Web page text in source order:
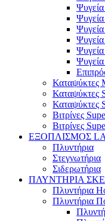
Καταψύκτες
Καταψύκτες
Καταψύκτες
Βιτρίνες
Βιτρίνες
ΕΞΟΠΛΙΣΜΟΣ
Πλυντήρια
Στεγνωτήρια
Σιδερωτήρια
ΠΛΥΝΤΗΡΙΑ
Πλυντήρια
Πλυντήρια